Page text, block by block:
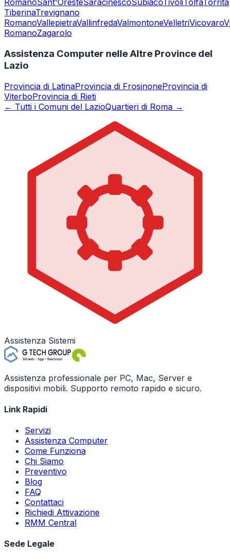
RomanoSant'OresteSaracinescoSubiaco Tivoli TolfaTorrita
TiberinaTrevignano
RomanoVallepietraVallinfredaValmontoneVelletriVicovaro
RomanoZagarolo
Assistenza Computer nelle Altre Province del
Lazio
Provincia di LatinaProvincia di FrosinoneProvincia di
ViterboProvincia di Rieti
← Tutti i Comuni del LazioQuartieri di Roma →
Assistenza Sistemi
Assistenza professionale per PC, Mac, Server e
dispositivi mobili. Supporto remoto rapido e sicuro.
Link Rapidi
Servizi
Assistenza Computer
Come Funziona
Chi Siamo
Preventivo
Blog
FAQ
Contattaci
Richiedi Attivazione
RMM Central
Sede Legale